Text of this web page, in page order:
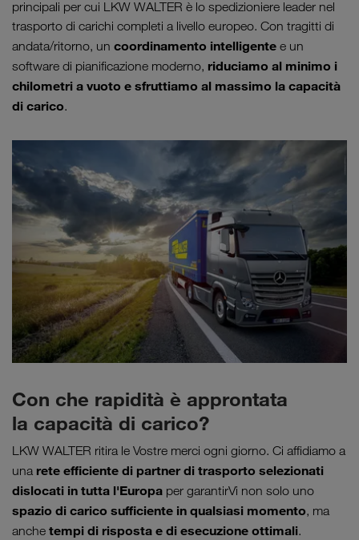
principali per cui LKW WALTER è lo spedizioniere leader nel
trasporto di carichi completi a livello europeo. Con tragitti di
andata/ritorno, un coordinamento intelligente e un
software di pianificazione moderno, riduciamo al minimo i
chilometri a vuoto e sfruttiamo al massimo la capacità
di carico.
Con che rapidità è approntata
la capacità di carico?
LKW WALTER ritira le Vostre merci ogni giorno. Ci affidiamo a
una rete efficiente di partner di trasporto selezionati
dislocati in tutta l'Europa per garantirVi non solo uno
spazio di carico sufficiente in qualsiasi momento, ma
anche tempi di risposta e di esecuzione ottimali.